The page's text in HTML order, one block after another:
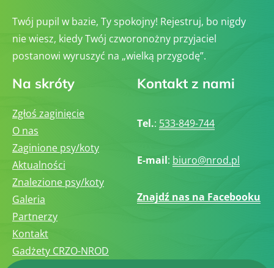
Twój pupil w bazie, Ty spokojny! Rejestruj, bo nigdy
nie wiesz, kiedy Twój czworonożny przyjaciel
postanowi wyruszyć na „wielką przygodę”.
Na skróty
Zgłoś zaginięcie
O nas
Zaginione psy/koty
Aktualności
Znalezione psy/koty
Galeria
Partnerzy
Kontakt
Gadżety CRZO-NROD
Kontakt z nami
Tel.: 533-849-744
E-mail: biuro@nrod.pl
Znajdź nas na Facebooku